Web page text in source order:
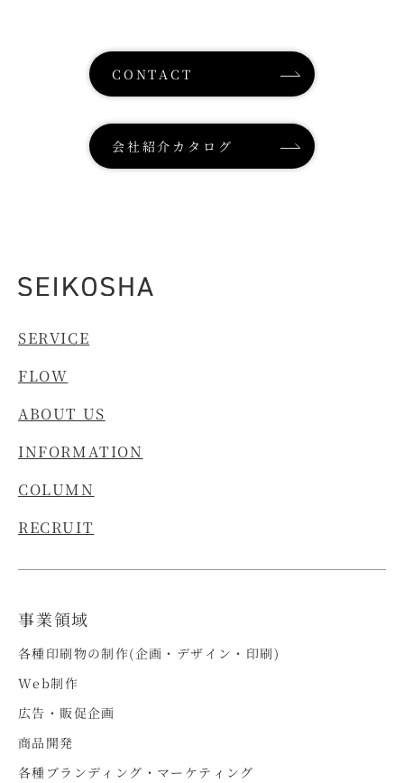
CONTACT
会社紹介カタログ
SERVICE
FLOW
ABOUT US
INFORMATION
COLUMN
RECRUIT
事業領域
各種印刷物の制作(企画・デザイン・印刷)
Web制作
広告・販促企画
商品開発
各種ブランディング・マーケティング